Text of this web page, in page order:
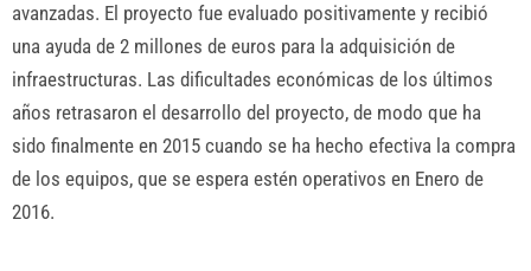
avanzadas. El proyecto fue evaluado positivamente y recibió
una ayuda de 2 millones de euros para la adquisición de
infraestructuras. Las dificultades económicas de los últimos
años retrasaron el desarrollo del proyecto, de modo que ha
sido finalmente en 2015 cuando se ha hecho efectiva la compra
de los equipos, que se espera estén operativos en Enero de
2016.